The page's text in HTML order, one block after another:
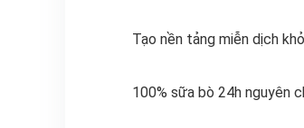
Tạo nền tảng miễn dịch
100% sữa bò 24h nguyên